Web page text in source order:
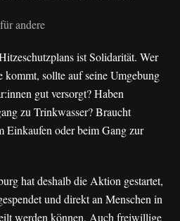
andere
ist Solidarität. Wer
kommt, sollte auf seine Umgebung
gut versorgt? Haben
zu Trinkwasser? Braucht
Einkaufen oder beim Gang zur
hat deshalb die Aktion gestartet,
und direkt an Menschen in
werden können. Auch freiwillige